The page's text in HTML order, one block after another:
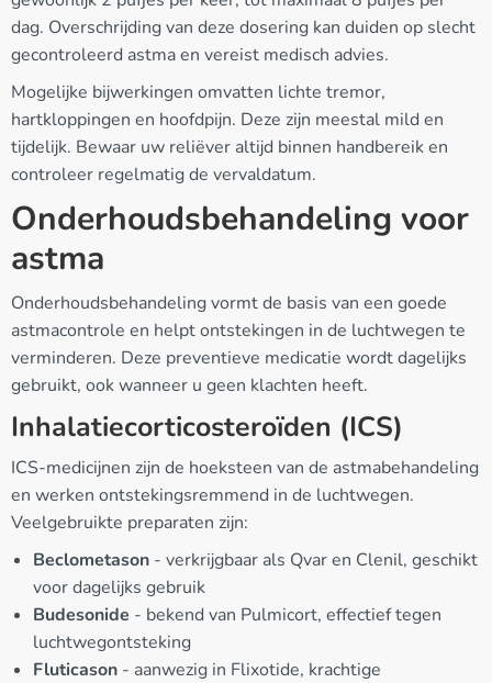
dag. Overschrijding van deze dosering kan duiden op slecht
gecontroleerd astma en vereist medisch advies.
Mogelijke bijwerkingen omvatten lichte tremor,
hartkloppingen en hoofdpijn. Deze zijn meestal mild en
tijdelijk. Bewaar uw reliëver altijd binnen handbereik en
controleer regelmatig de vervaldatum.
Onderhoudsbehandeling voor
astma
Onderhoudsbehandeling vormt de basis van een goede
astmacontrole en helpt ontstekingen in de luchtwegen te
verminderen. Deze preventieve medicatie wordt dagelijks
gebruikt, ook wanneer u geen klachten heeft.
Inhalatiecorticosteroïden (ICS)
ICS-medicijnen zijn de hoeksteen van de astmabehandeling
en werken ontstekingsremmend in de luchtwegen.
Veelgebruikte preparaten zijn:
Beclometason - verkrijgbaar als Qvar en Clenil, geschikt
voor dagelijks gebruik
Budesonide - bekend van Pulmicort, effectief tegen
luchtwegontsteking
Fluticason - aanwezig in Flixotide, krachtige